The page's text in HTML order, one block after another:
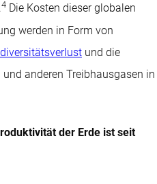
4 Die Kosten dieser globalen
werden in Form von
und die
anderen Treibhausgasen in
der Erde ist seit